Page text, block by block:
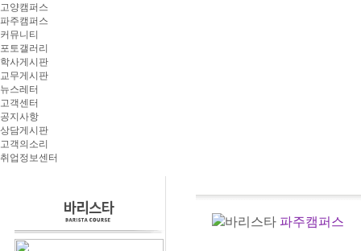
고양캠퍼스
파주캠퍼스
커뮤니티
포토갤러리
학사게시판
교무게시판
뉴스레터
고객센터
공지사항
상담게시판
고객의소리
취업정보센터
바리스타 파주캠퍼스